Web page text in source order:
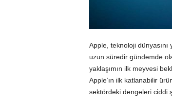
Apple, teknoloji
uzun süredir gündemde
yaklaşımın ilk meyvesi
Apple’ın ilk katlanabilir
sektördeki dengeleri ciddi